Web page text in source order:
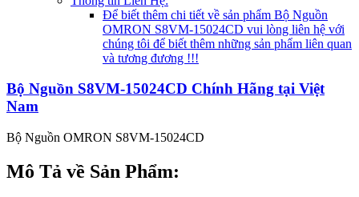
Để biết thêm chi tiết về sản phẩm Bộ Nguồn
OMRON S8VM-15024CD vui lòng liên hệ với
chúng tôi để biết thêm những sản phẩm liên quan
và tương đương !!!
Bộ Nguồn S8VM-15024CD Chính Hãng tại Việt
Nam
Bộ Nguồn OMRON S8VM-15024CD
Mô Tả về Sản Phẩm: